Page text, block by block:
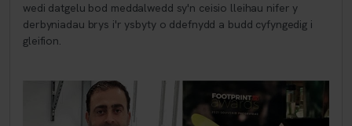
wedi datgelu bod meddalwedd sy'n ceisio lleihau nifer y
derbyniadau brys i'r ysbyty o ddefnydd a budd cyfyngedig i
gleifion.